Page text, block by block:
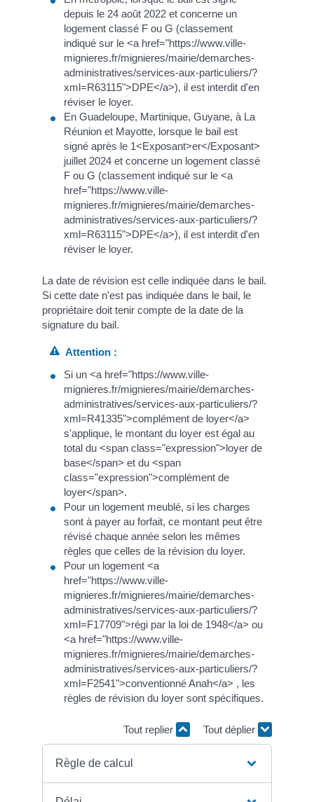
depuis le 24 août 2022 et concerne un
logement classé F ou G (classement
indiqué sur le <a href="https://www.ville-
mignieres.fr/mignieres/mairie/demarches-
administratives/services-aux-particuliers/?
xml=R63115">DPE</a>), il est interdit d'en
réviser le loyer.
En Guadeloupe, Martinique, Guyane, à La
Réunion et Mayotte, lorsque le bail est
signé après le 1<Exposant>er</Exposant>
juillet 2024 et concerne un logement classé
F ou G (classement indiqué sur le <a
href="https://www.ville-
mignieres.fr/mignieres/mairie/demarches-
administratives/services-aux-particuliers/?
xml=R63115">DPE</a>), il est interdit d'en
réviser le loyer.
La date de révision est celle indiquée dans le bail.
Si cette date n'est pas indiquée dans le bail, le
propriétaire doit tenir compte de la date de la
signature du bail.
Attention :
Si un <a href="https://www.ville-
mignieres.fr/mignieres/mairie/demarches-
administratives/services-aux-particuliers/?
xml=R41335">complément de loyer</a>
s'applique, le montant du loyer est égal au
total du <span class="expression">loyer de
base</span> et du <span
class="expression">complément de
loyer</span>.
Pour un logement meublé, si les charges
sont à payer au forfait, ce montant peut être
révisé chaque année selon les mêmes
règles que celles de la révision du loyer.
Pour un logement <a
href="https://www.ville-
mignieres.fr/mignieres/mairie/demarches-
administratives/services-aux-particuliers/?
xml=F17709">régi par la loi de 1948</a> ou
<a href="https://www.ville-
mignieres.fr/mignieres/mairie/demarches-
administratives/services-aux-particuliers/?
xml=F2541">conventionné Anah</a> , les
règles de révision du loyer sont spécifiques.
Tout replier Tout déplier
Règle de calcul